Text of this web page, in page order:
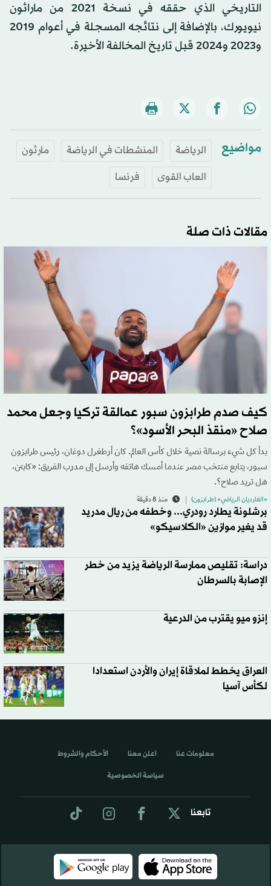
التاريخي الذي حققه في نسخة 2021 من ماراثون
نيويورك، بالإضافة إلى نتائجه المسجلة في أعوام 2019
و2023 و2024 قبل تاريخ المخالفة الأخيرة.
مواضيع الرياضة المنشطات في الرياضة
مارثون
العاب القوى
فرنسا
مقالات ذات صلة
كيف صدم طرابزون سبور عمالقة تركيا وجعل محمد
صلاح «منقذ البحر الأسود»؟
بدأ كل شيء برسالة نصية خلال كأس العالم. كان أرطغرل دوغان، رئيس طرابزون
سبور، يتابع منتخب مصر عندما أمسك هاتفه وأرسل إلى مدرب الفريق: «كابتن،
هل تريد صلاح؟.
«الغارديان الرياضي» (طرابزون) منذ 8 دقيقة
برشلونة يطارد رودري... وخطفه من ريال مدريد
قد يغير موازين «الكلاسيكو»
دراسة: تقليص ممارسة الرياضة يزيد من خطر
الإصابة بالسرطان
إنزو ميو يقترب من الدرعية
العراق يخطط لملاقاة إيران والأردن استعدادا
لكأس آسيا
تابعنا
معلومات عنا اعلن معنا الأحكام والشروط
سياسة الخصوصية